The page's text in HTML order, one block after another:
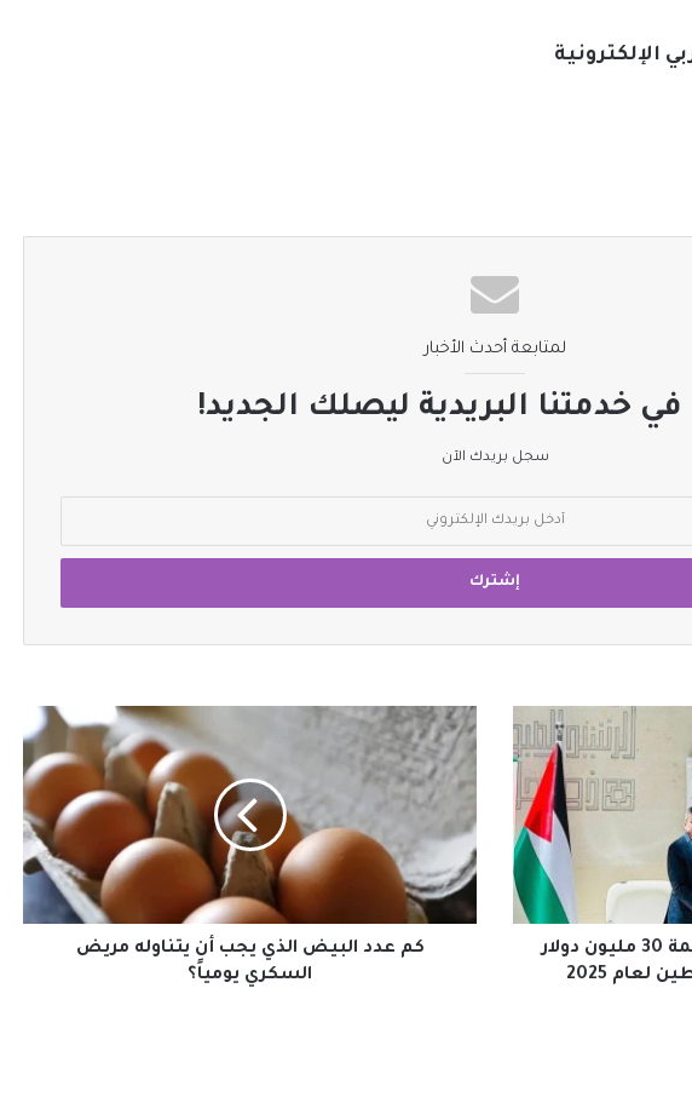
الإلكترونية
لمتابعة أحدث الأخبار
خدمتنا البريدية ليصلك الجديد!
سجل بريدك الآن
المملكة تقدم دفعة مالية بقيمة 30 مليون دولار
2025
كم
عدد
البيض
الذي
يجب
أن
يتناوله
مريض
السكري
كم عدد البيض الذي يجب أن يتناوله مريض
السكري يومياً؟